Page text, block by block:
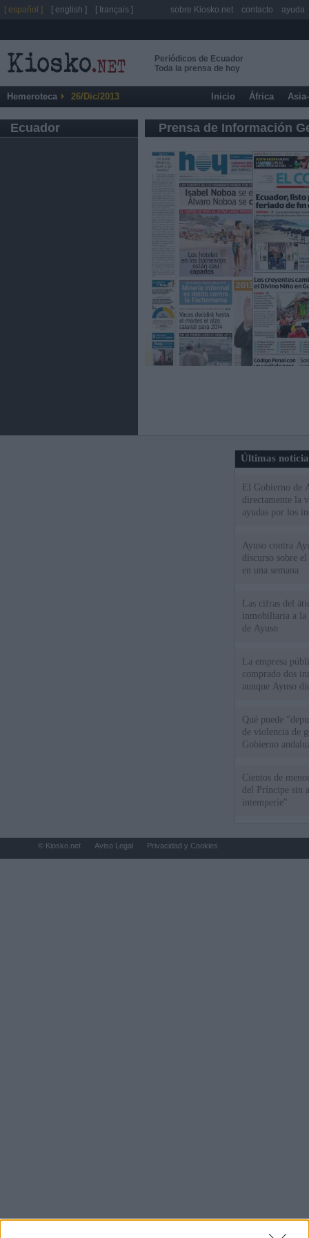
Periódicos de Ecuador
Toda la prensa de hoy
Hemeroteca 26/Dic/2013 Inicio África
Ecuador Prensa de Información
Últimas
El Gobierno de
directamente la
ayudas por los
Ayuso contra
discurso sobre
en una semana
Las cifras del
inmobiliaria a la
de Ayuso
La empresa
comprado dos
aunque Ayuso
Qué puede
de violencia de
Gobierno
Cientos de
del Príncipe sin
intemperie"
[ español ] [ english ] [ français ] sobre Kiosko.net contacto ayuda
© Kiosko.net Aviso Legal Privacidad y Cookies